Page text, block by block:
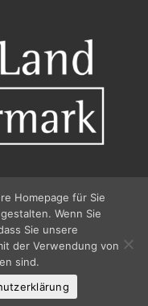
Rechte vorbehalten
Homepage für Sie
Wenn Sie
Sie unsere
der Verwendung von
sind.